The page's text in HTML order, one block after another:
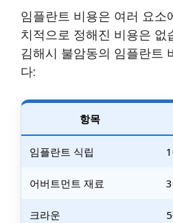
임플란트 비용은 여러 요소
치적으로 정해진 비용은 없
김해시 불암동의 임플란트
다:
항목
임플란트 식립
어버트먼트 재료
크라운